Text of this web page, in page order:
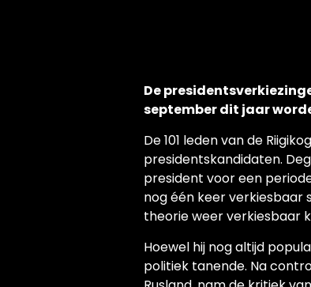
De
september dit jaar
De 101 leden van de
presidentskandidaten.
president voor een
nog één keer verkiesbaar
theorie weer verkiesbaar
Hoewel hij nog altijd
politiek tanende. Na